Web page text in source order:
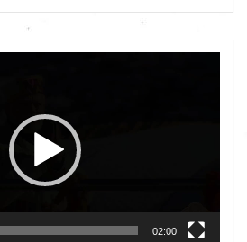
02:00